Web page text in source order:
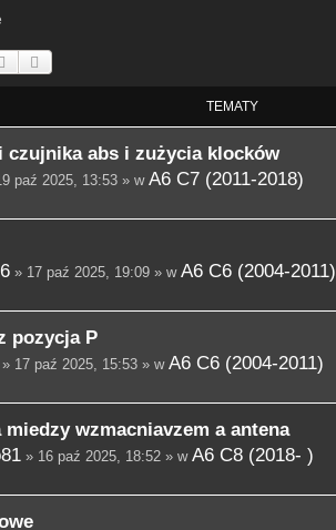
Szukaj
TEMATY
czujnika abs i zużycia klocków
paź 2025, 13:53 » wA6 C7 (2011-2018)
» 17 paź 2025, 19:09 » w A6 C6 (2004-2011)
pozycja P
17 paź 2025, 15:53 » w A6 C6 (2004-2011)
wzmacniavzem a antena
» 16 paź 2025, 18:52 » w A6 C8 (2018- )